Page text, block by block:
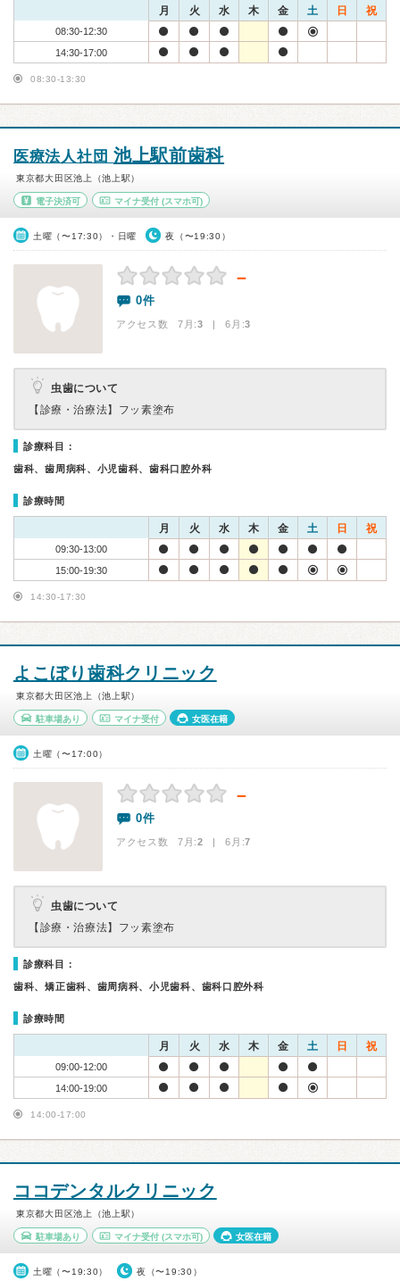
月 火 水 木 金 土 日 祝
08:30-12:30
14:30-17:00
08:30-13:30
医療法人社団 池上駅前歯科
東京都大田区池上（池上駅）
電子決済可 マイナ受付(スマホ可)
土曜（〜17:30）・日曜 夜（〜19:30）
－
0件
アクセス数 7月:3 | 6月:3
虫歯について
【診療・治療法】 フッ素塗布
診療科目：
歯科、歯周病科、小児歯科、歯科口腔外科
診療時間
月 火 水 木 金 土 日 祝
09:30-13:00
15:00-19:30
14:30-17:30
よこぼり歯科クリニック
東京都大田区池上（池上駅）
駐車場あり マイナ受付 女医在籍
土曜（〜17:00）
－
0件
アクセス数 7月:2 | 6月:7
虫歯について
【診療・治療法】 フッ素塗布
診療科目：
歯科、矯正歯科、歯周病科、小児歯科、歯科口腔外科
診療時間
月 火 水 木 金 土 日 祝
09:00-12:00
14:00-19:00
14:00-17:00
ココデンタルクリニック
東京都大田区池上（池上駅）
駐車場あり マイナ受付(スマホ可) 女医在籍
土曜（〜19:30） 夜（〜19:30）